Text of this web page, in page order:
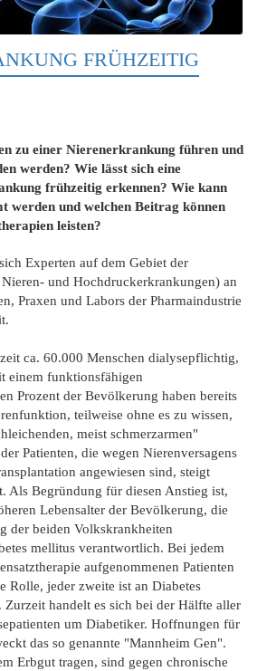
FRÜHZEITIG
zu einer Nierenerkrankung führen und
werden? Wie lässt sich eine
frühzeitig erkennen? Wie kann
werden und welchen Beitrag können
leisten?
Experten auf dem Gebiet der
und Hochdruckerkrankungen) an
Praxen und Labors der Pharmaindustrie
ca. 60.000 Menschen dialysepflichtig,
einem funktionsfähigen
Prozent der Bevölkerung haben bereits
teilweise ohne es zu wissen,
meist schmerzarmen"
Patienten, die wegen Nierenversagens
angewiesen sind, steigt
Als Begründung für diesen Anstieg ist,
Lebensalter der Bevölkerung, die
der beiden Volkskrankheiten
mellitus verantwortlich. Bei jedem
aufgenommenen Patienten
Rolle, jeder zweite ist an Diabetes
handelt es sich bei der Hälfte aller
um Diabetiker. Hoffnungen für
das so genannte "Mannheim Gen".
Erbgut tragen, sind gegen chronische